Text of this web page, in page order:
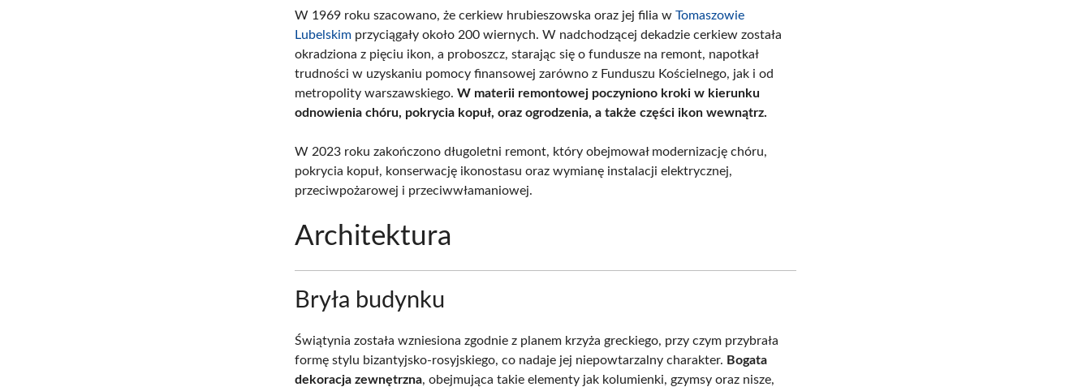
W 1969 roku szacowano, że cerkiew hrubieszowska oraz jej filia wTomaszowie
Lubelskim przyciągały około 200 wiernych. W nadchodzącej dekadzie cerkiew została
okradziona z pięciu ikon, a proboszcz, starając się o fundusze na remont, napotkał
trudności w uzyskaniu pomocy finansowej zarówno z Funduszu Kościelnego, jak i od
metropolity warszawskiego.W materii remontowej poczyniono kroki w kierunku
odnowienia chóru, pokrycia kopuł, oraz ogrodzenia, a także części ikon wewnątrz.
W 2023 roku zakończono długoletni remont, który obejmował modernizację chóru,
pokrycia kopuł, konserwację ikonostasu oraz wymianę instalacji elektrycznej,
przeciwpożarowej i przeciwwłamaniowej.
Architektura
Bryła budynku
Świątynia została wzniesiona zgodnie z planem krzyża greckiego, przy czym przybrała
formę stylu bizantyjsko-rosyjskiego, co nadaje jej niepowtarzalny charakter. Bogata
dekoracja zewnętrzna, obejmująca takie elementy jak kolumienki, gzymsy oraz nisze,